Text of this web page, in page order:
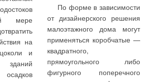
мере
на
и
По форме в зависимости
от дизайнерского решения
малоэтажного дома могут
применяться коробчатые —
квадратного,
прямоугольного либо
фигурного поперечного
и
того,
в
имеют
организовать общую
систему мониторинга и
диспетчеризации — а на
больших объектах часто без
этого не обойтись.
Etaline-R
на
При
Стандартный трехфазный
электродвигатель
обеспечивает легкую
замену в случае
повреждения. Благодаря
расположению
всасывающего и напорного